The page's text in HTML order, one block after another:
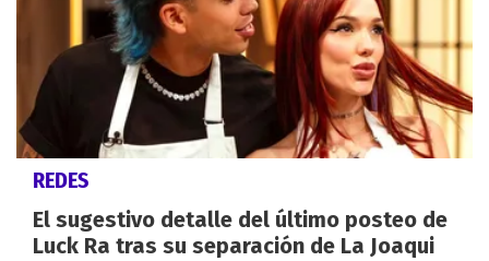
REDES
El sugestivo detalle del último posteo de
Luck Ra tras su separación de La Joaqui